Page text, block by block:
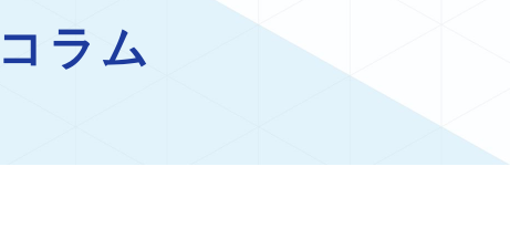
ラム